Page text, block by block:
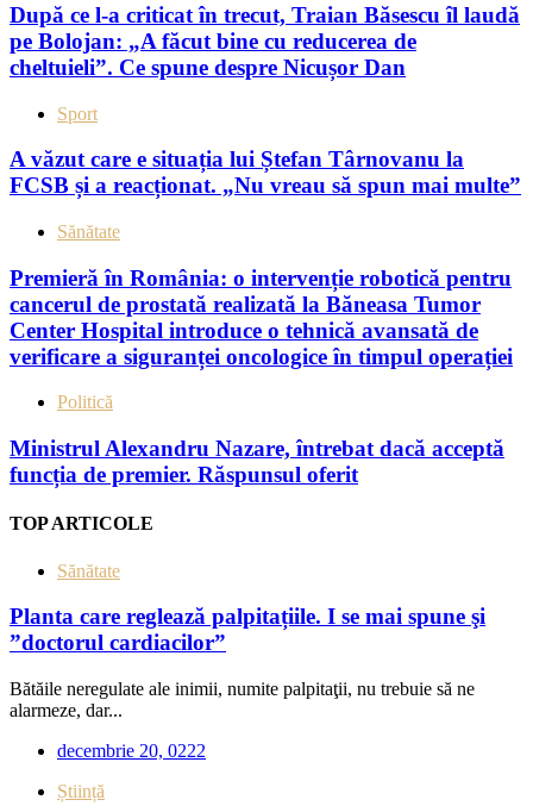
După ce l-a criticat în trecut, Traian Băsescu îl laudă
pe Bolojan: „A făcut bine cu reducerea de
cheltuieli”. Ce spune despre Nicușor Dan
Sport
A văzut care e situația lui Ștefan Târnovanu la
FCSB și a reacționat. „Nu vreau să spun mai multe”
Sănătate
Premieră în România: o intervenție robotică pentru
cancerul de prostată realizată la Băneasa Tumor
Center Hospital introduce o tehnică avansată de
verificare a siguranței oncologice în timpul operației
Politică
Ministrul Alexandru Nazare, întrebat dacă acceptă
funcția de premier. Răspunsul oferit
TOP ARTICOLE
Sănătate
Planta care reglează palpitațiile. I se mai spune şi
”doctorul cardiacilor”
Bătăile neregulate ale inimii, numite palpitaţii, nu trebuie să ne
alarmeze, dar...
decembrie 20, 0222
Știință